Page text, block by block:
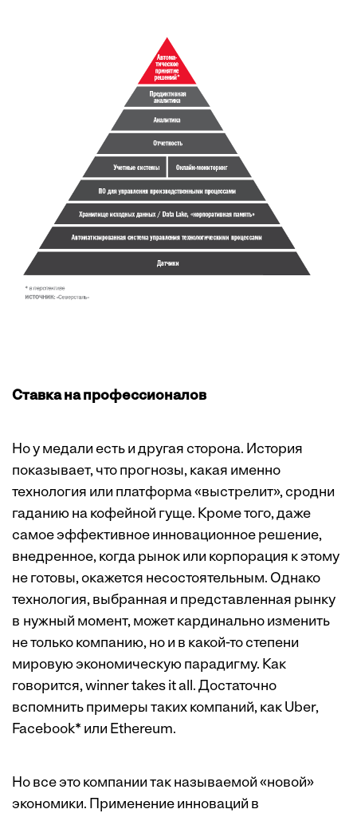
Ставка на профессионалов
Но у медали есть и другая сторона. История
показывает, что прогнозы, какая именно
технология или платформа «выстрелит», сродни
гаданию на кофейной гуще. Кроме того, даже
самое эффективное инновационное решение,
внедренное, когда рынок или корпорация к этому
не готовы, окажется несостоятельным. Однако
технология, выбранная и представленная рынку
в нужный момент, может кардинально изменить
не только компанию, но и в какой-то степени
мировую экономическую парадигму. Как
говорится, winner takes it all. Достаточно
вспомнить примеры таких компаний, как Uber,
Facebook* или Ethereum.
Но все это компании так называемой «новой»
экономики. Применение инноваций в